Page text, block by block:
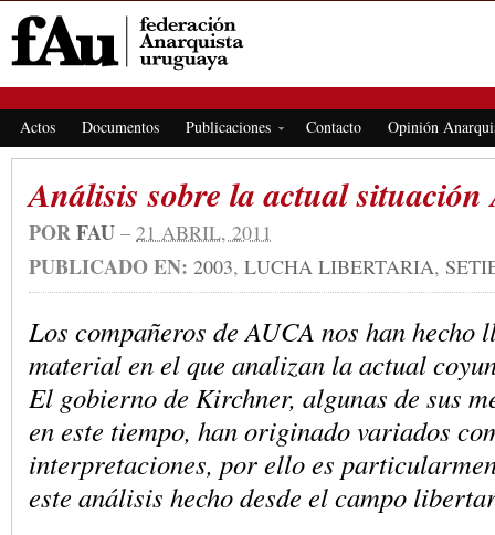
Actos Documentos Publicaciones Contacto Opinión
Análisis sobre la actual
PORFAU – 21 ABRIL, 2011
PUBLICADO EN: 2003, LUCHA LIBERTARIA,
Los compañeros de AUCA nos han hecho
material en el que analizan la actual
El gobierno de Kirchner, algunas de sus
en este tiempo, han originado variados
interpretaciones, por ello es
este análisis hecho desde el campo